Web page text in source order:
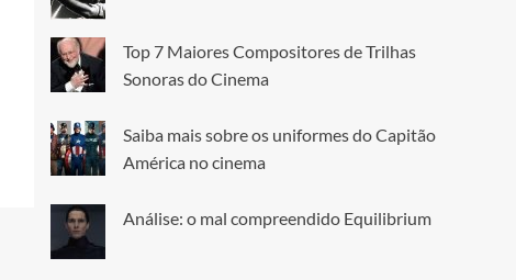
Top 7 Maiores Compositores de Trilhas
Sonoras do Cinema
Saiba mais sobre os uniformes do Capitão
América no cinema
Análise: o mal compreendido Equilibrium